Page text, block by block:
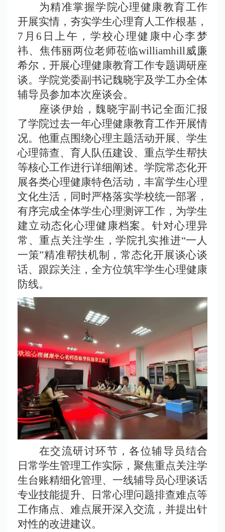
为精准掌握学院心理健康教育工作
开展实情，夯实学生心理育人工作根基，
7月6日上午，学校心理健康中心李梦
祎、焦伟丽两位老师莅临williamhill威廉
希尔，开展心理健康教育工作专题调研座
谈。学院党委副书记魏晓宇及学工办全体
辅导员参加本次座谈会。
座谈伊始，魏晓宇副书记全面汇报
了学院过去一年心理健康教育工作开展情
况。他重点围绕心理主题活动开展、学生
心理筛查、育人队伍建设、重点学生帮扶
等核心工作进行详细阐述。学院常态化开
展各类心理健康特色活动，丰富学生心理
文化生活，同时严格落实学校统一部署，
有序完成全体学生心理测评工作，为学生
建立动态化心理健康档案。针对心理异
常、重点关注学生，学院扎实推进“一人
一策”精准帮扶机制，常态化开展谈心谈
话、跟踪关注，全方位筑牢学生心理健康
防线。
在交流研讨环节，各位辅导员结合
日常学生管理工作实际，聚焦重点关注学
生台账精细化管理、一线辅导员心理谈话
专业技能提升、日常心理问题排查难点等
工作痛点、难点展开深入交流，并提出针
对性的改进建议。